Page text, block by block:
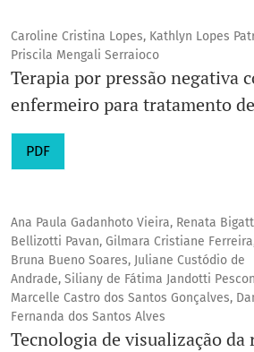
Caroline Cristina Lopes, Kathlyn Lopes
Priscila Mengali Serraioco
Terapia por pressão negativa
enfermeiro para tratamento
PDF
Ana Paula Gadanhoto Vieira, Renata
Bellizotti Pavan, Gilmara Cristiane
Bruna Bueno Soares, Juliane Custódio de
Andrade, Siliany de Fátima Jandotti
Marcelle Castro dos Santos Gonçalves,
Fernanda dos Santos Alves
Tecnologia de visualização da